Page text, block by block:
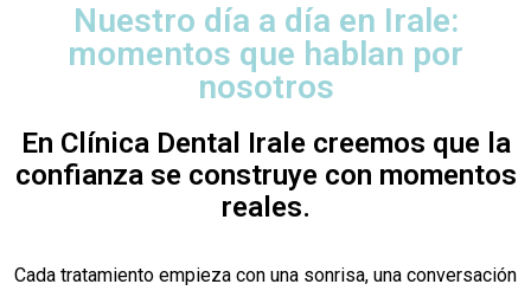
Nuestro día a día en Irale:
momentos que hablan por
nosotros
En Clínica Dental Irale creemos que la
confianza se construye con momentos
reales.
Cada tratamiento empieza con una sonrisa, una conversación